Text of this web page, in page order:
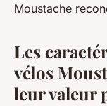
Moustache
Les
vélos
leur valeur